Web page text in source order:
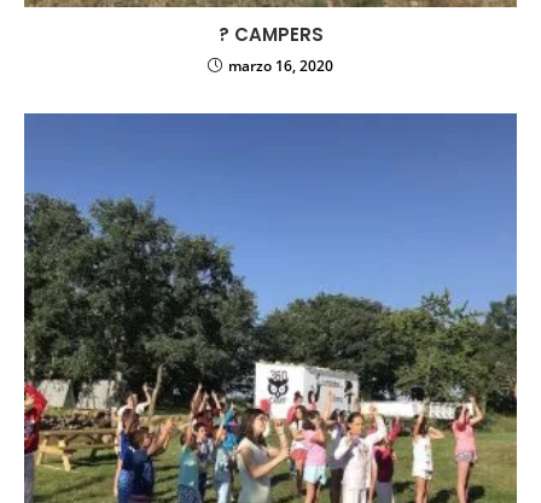
? CAMPERS
marzo 16, 2020